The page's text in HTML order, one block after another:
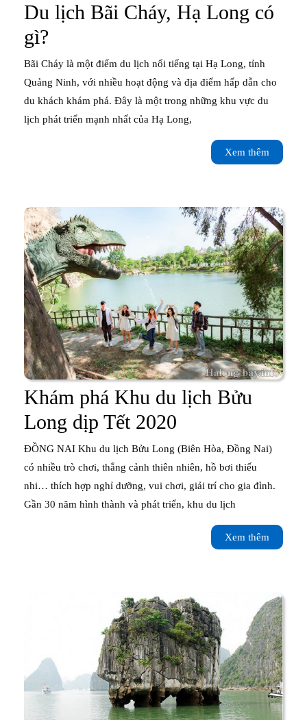
Du lịch Bãi Cháy, Hạ Long có
gì?
lịch
Bãi
Cháy,
gì?
Bãi Cháy là một điểm du lịch nổi tiếng tại Hạ Long, tỉnh
Quảng Ninh, với nhiều hoạt động và địa điểm hấp dẫn cho
du khách khám phá. Đây là một trong những khu vực du
lịch phát triển mạnh nhất của Hạ Long,
Xem thêm
thêm
Khám phá Khu du lịch Bửu
Long dịp Tết 2020
phá
Khu
du
dịp
Tết
2020
ĐỒNG NAI Khu du lịch Bửu Long (Biên Hòa, Đồng Nai)
có nhiều trò chơi, thắng cảnh thiên nhiên, hồ bơi thiếu
nhi… thích hợp nghỉ dưỡng, vui chơi, giải trí cho gia đình.
Gần 30 năm hình thành và phát triển, khu du lịch
Xem thêm
thêm